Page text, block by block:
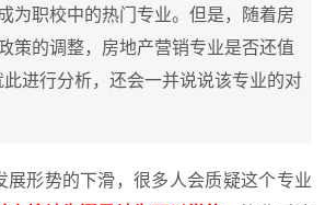
为职校中的热门专业。但是，随着房
策的调整，房地产营销专业是否还值
进行分析，还会一并说说该专业的对
形势的下滑，很多人会质疑这个专业